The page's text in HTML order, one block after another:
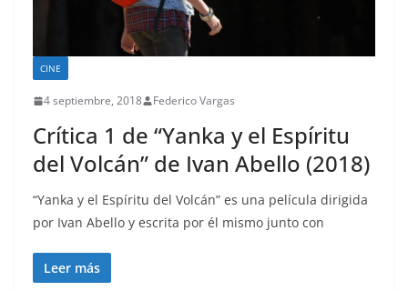
CINE
4 septiembre, 2018 Federico Vargas
Crítica 1 de “Yanka y el Espíritu
del Volcán” de Ivan Abello (2018)
“Yanka y el Espíritu del Volcán” es una película dirigida
por Ivan Abello y escrita por él mismo junto con
Leer más